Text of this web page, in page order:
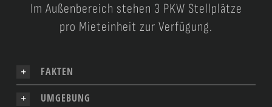
Im Außenbereich stehen 3 PKW Stellplätze
pro Mieteinheit zur Verfügung.
FAKTEN
UMGEBUNG